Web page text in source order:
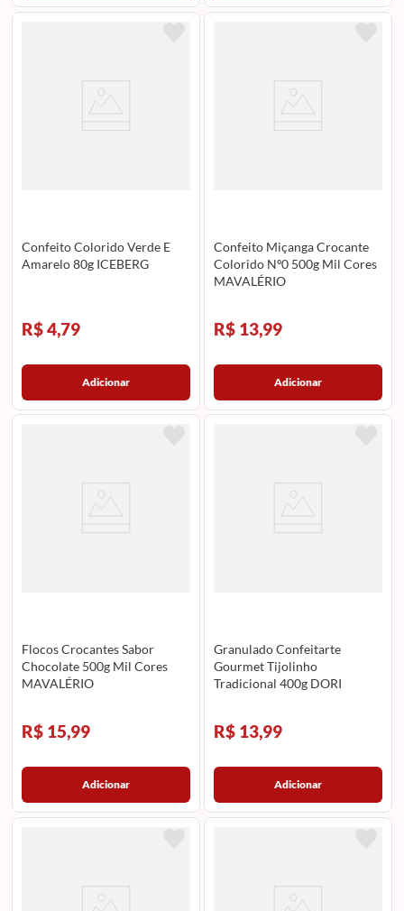
Confeito Colorido Verde E
Amarelo 80g ICEBERG
R$ 4,79
Adicionar
Confeito Miçanga Crocante
Colorido Nº0 500g Mil Cores
MAVALÉRIO
R$ 13,99
Adicionar
Flocos Crocantes Sabor
Chocolate 500g Mil Cores
MAVALÉRIO
R$ 15,99
Adicionar
Granulado Confeitarte
Gourmet Tijolinho
Tradicional 400g DORI
R$ 13,99
Adicionar